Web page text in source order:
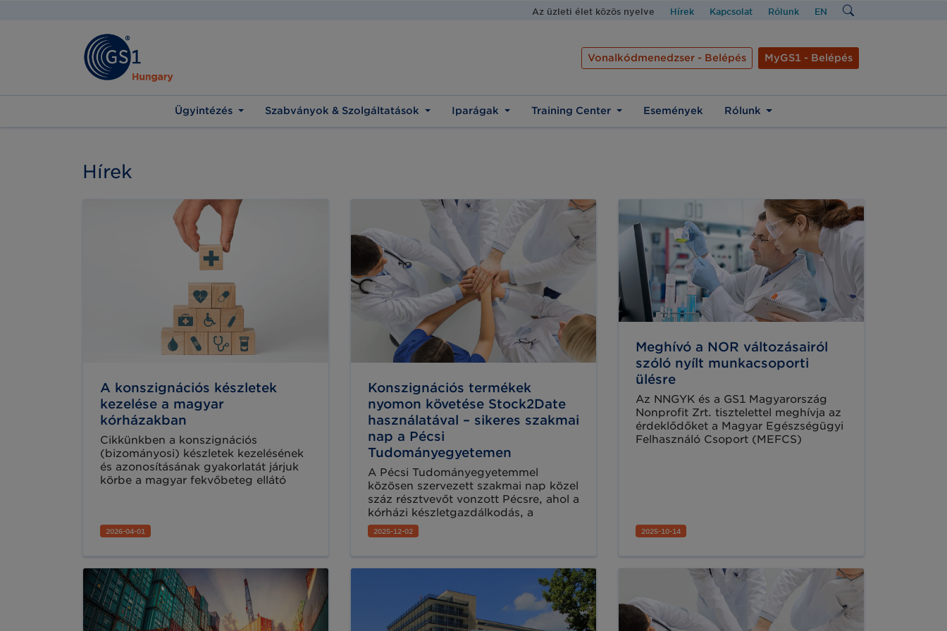
Az üzleti élet közös nyelve Hírek Kapcsolat Rólunk EN
Vonalkódmenedzser - Belépés MyGS1 - Belépés
Ügyintézés Szabványok & Szolgáltatások Iparágak Training Center Események Rólunk
Hírek
A konszignációs készletek
kezelése a magyar
kórházakban
Cikkünkben a konszignációs
(bizományosi) készletek kezelésének
és azonosításának gyakorlatát járjuk
körbe a magyar fekvőbeteg ellátó
bevett gyakorlat, különösen a magas
osztályba tartozó orvostechnikai
eszközök és implantátumok esetében.
2026-04-01
Konszignációs termékek
nyomon követése Stock2Date
használatával – sikeres szakmai
nap a Pécsi
Tudományegyetemen
A Pécsi Tudományegyetemmel
közösen szervezett szakmai nap közel
száz résztvevőt vonzott Pécsre, ahol a
kórházi készletgazdálkodás, a
konszignációs termékek kezelése és a
digitalizáció előnyei kerültek a
témája a Stock2Date (S2D) rendszer
alkalmazása volt, amely a valós idejű,
automatizált nyomon követés egyik
legígéretesebb megoldását kínálja az
egészségügyi intézmények számára.
2025-12-02
Meghívó a NOR változásairól
szóló nyílt munkacsoporti
ülésre
Az NNGYK és a GS1 Magyarország
Nonprofit Zrt. tisztelettel meghívja az
érdeklődőket a Magyar Egészségügyi
Felhasználó Csoport (MEFCS)
2025-10-14